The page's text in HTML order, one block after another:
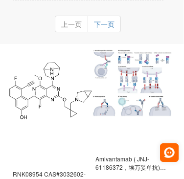
靶点药理机制的金标准化学探
针。
上一页 下一页
RNK08954 CAS#3032602-
Amivantamab ( JNJ-
61186372，埃万妥单抗)